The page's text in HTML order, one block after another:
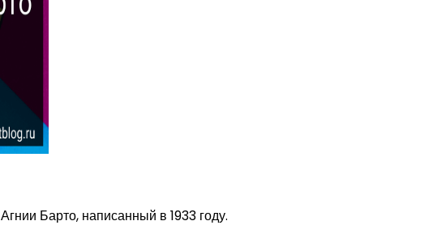
Барто, написанный в 1933 году.